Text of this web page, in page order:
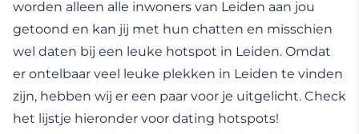
worden alleen alle inwoners van Leiden aan jou
getoond en kan jij met hun chatten en misschien
wel daten bij een leuke hotspot in Leiden. Omdat
er ontelbaar veel leuke plekken in Leiden te vinden
zijn, hebben wij er een paar voor je uitgelicht. Check
het lijstje hieronder voor dating hotspots!